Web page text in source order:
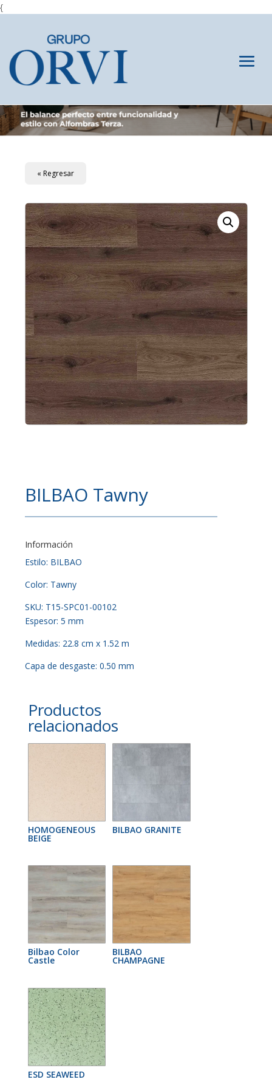
{
« Regresar
BILBAO Tawny
Información
Estilo: BILBAO
Color: Tawny
SKU: T15-SPC01-00102
Espesor: 5 mm
Medidas: 22.8 cm x 1.52 m
Capa de desgaste: 0.50 mm
Productos
relacionados
HOMOGENEOUS
BEIGE
BILBAO GRANITE
Bilbao Color
Castle
BILBAO
CHAMPAGNE
ESD SEAWEED